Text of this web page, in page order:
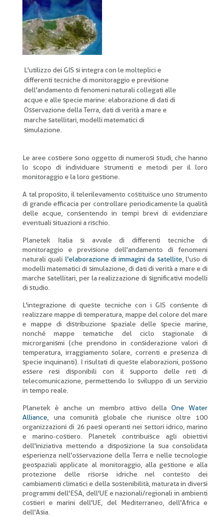
L'utilizzo dei GIS si integra con le molteplici e
differenti tecniche di monitoraggio e previsione
dell'andamento di fenomeni naturali collegati alle
acque e alle specie marine: elaborazione di dati di
Osservazione della Terra, dati di verità a mare e
marche satellitari, modelli matematici di
simulazione.
Le aree costiere sono oggetto di numerosi studi, che hanno
lo scopo di individuare strumenti e metodi per il loro
monitoraggio e la loro gestione.
A tal proposito, il telerilevamento costituisce uno strumento
di grande efficacia per controllare periodicamente la qualità
delle acque, consentendo in tempi brevi di evidenziare
eventuali situazioni a rischio.
Planetek Italia si avvale di differenti tecniche di
monitoraggio e previsione dell'andamento di fenomeni
naturali quali l'elaborazione di immagini da satellite, l'uso di
modelli matematici di simulazione, di dati di verità a mare e di
marche satellitari, per la realizzazione di significativi modelli
di studio.
L'integrazione di queste tecniche con i GIS consente di
realizzare mappe di temperatura, mappe del colore del mare
e mappe di distribuzione spaziale delle specie marine,
nonché mappe tematiche del ciclo stagionale di
microrganismi (che prendono in considerazione valori di
temperatura, irraggiamento solare, correnti e presenza di
specie inquinanti). I risultati di queste elaborazioni, possono
essere resi disponibili con il supporto delle reti di
telecomunicazione, permettendo lo sviluppo di un servizio
in tempo reale.
Planetek è anche un membro attivo della One Water
Alliance
una comunità globale che riunisce oltre 100
organizzazioni di 26 paesi operanti nei settori idrico, marino
e marino-costiero. Planetek contribuisce agli obiettivi
dell'iniziativa mettendo a disposizione la sua consolidata
esperienza nell'osservazione della Terra e nelle tecnologie
geospaziali applicate al monitoraggio, alla gestione e alla
protezione delle risorse idriche nel contesto dei
cambiamenti climatici e della sostenibilità, maturata in diversi
programmi dell'ESA, dell'UE e nazionali/regionali in ambienti
costieri e marini dell'UE, del Mediterraneo, dell'Africa e
dell'Asia.